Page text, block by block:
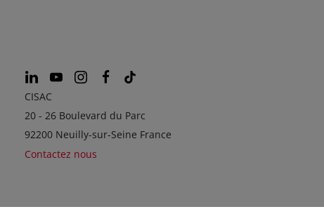
CISAC
20 - 26 Boulevard du Parc
92200 Neuilly-sur-Seine France
Contactez nous